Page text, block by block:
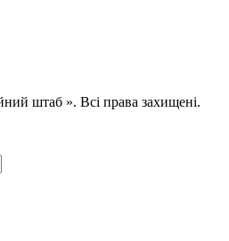
штаб ». Всі права захищені.